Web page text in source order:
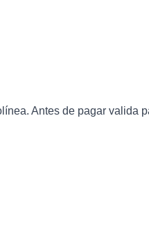
Antes de pagar valida